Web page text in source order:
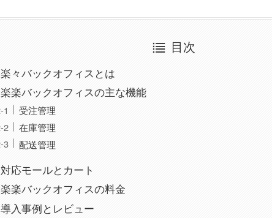
目次
楽々バックオフィスとは
楽楽バックオフィスの主な機能
受注管理
在庫管理
配送管理
対応モールとカート
楽楽バックオフィスの料金
導入事例とレビュー